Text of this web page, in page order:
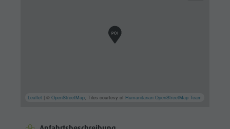
Leaflet | ©OpenStreetMap , Tiles courtesy of Humanitarian OpenStreetMap Team